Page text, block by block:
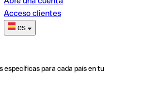
Acceso clientes
es
específicas para cada país en tu